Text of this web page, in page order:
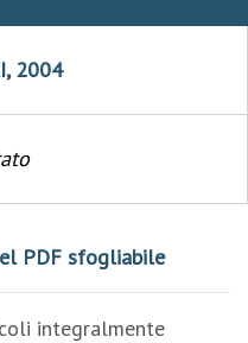
2004
PDF sfogliabile
integralmente